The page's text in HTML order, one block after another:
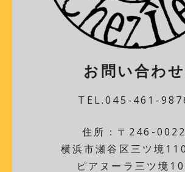
お問い合わせ
TEL.045-461-
住所：〒246-0022
横浜市瀬谷区三ツ境
ピアヌーラ三ツ境